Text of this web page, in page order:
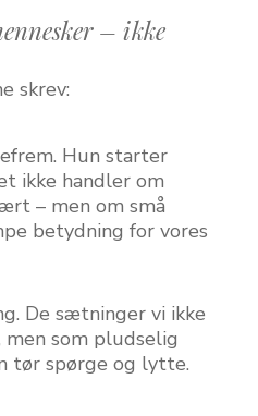
– ikke
skrev:
Hun starter
ikke handler om
– men om små
betydning for vores
De sætninger vi ikke
men som pludselig
tør spørge og lytte.